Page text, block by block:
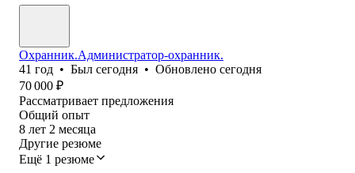
Охранник.Администратор-охранник.
41 год • Был сегодня • Обновлено сегодня
70 000 ₽
Рассматривает предложения
Общий опыт
8 лет 2 месяца
Другие резюме
Ещё 1 резюме